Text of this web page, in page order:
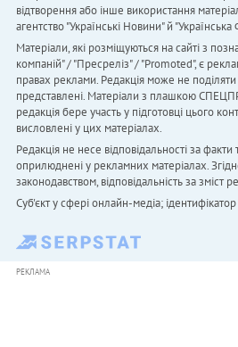
відтворення або інше використання
агентство "Українськi Новини" й
Матеріали, які розміщуються на сайті з
компаній" / "Пресреліз" / "Promoted", є
правах реклами. Редакція може не поділяти
представлені. Матеріали з плашкою
редакція бере участь у підготовці цього
висловлені у цих матеріалах.
Редакція не несе відповідальності за
оприлюднені у рекламних матеріалах.
законодавством, відповідальність за
Cуб'єкт у сфері онлайн-медіа;
РЕКЛАМА